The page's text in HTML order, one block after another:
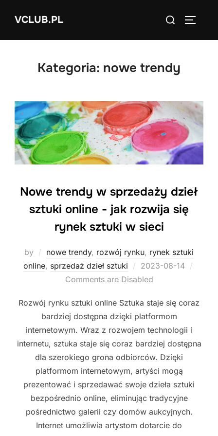
VCLUB.PL
Search
Kategoria: nowe trendy
Nowe trendy w sprzedaży dzieł
sztuki online - jak rozwija się
rynek sztuki w sieci
by nowe trendy, rozwój rynku, rynek sztuki
online, sprzedaż dzieł sztuki
Posted
on
2023-08-14
Comments are Disabled
Rozwój rynku sztuki online Sztuka staje się coraz
bardziej dostępna dzięki platformom
internetowym. Wraz z rozwojem technologii i
internetu, sztuka staje się coraz bardziej dostępna
dla szerokiego grona odbiorców. Dzięki
platformom internetowym, artyści mogą
prezentować i sprzedawać swoje dzieła sztuki
bezpośrednio online, eliminując tradycyjne
pośrednictwo galerii czy domów aukcyjnych.
Internet umożliwia artystom dotarcie do